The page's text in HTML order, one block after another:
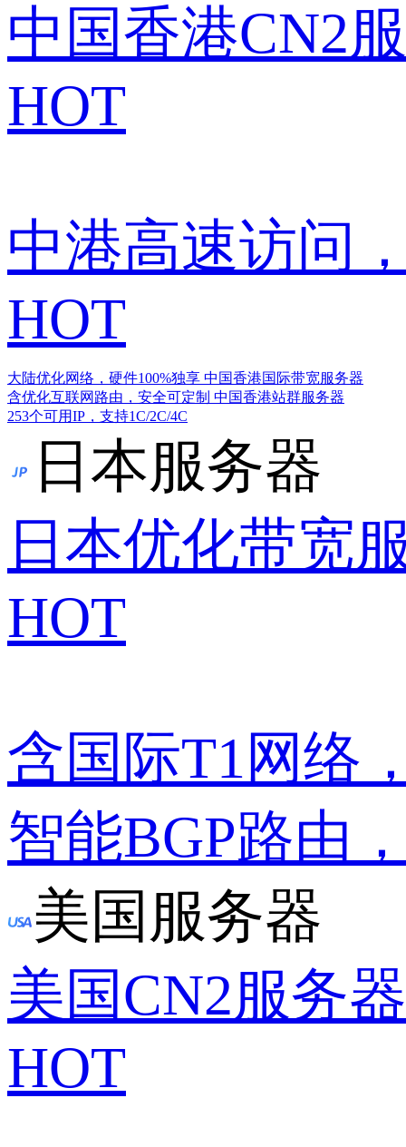
中国香港CN2
HOT
中港高速访问
HOT
大陆优化网络，硬件100%独享 中国香港国际带宽服务器
含优化互联网路由，安全可定制 中国香港站群服务器
253个可用IP，支持1C/2C/4C
日本服务器
日本优化带宽
HOT
含国际T1网络
智能BGP路由
美国服务器
美国CN2服务器
HOT